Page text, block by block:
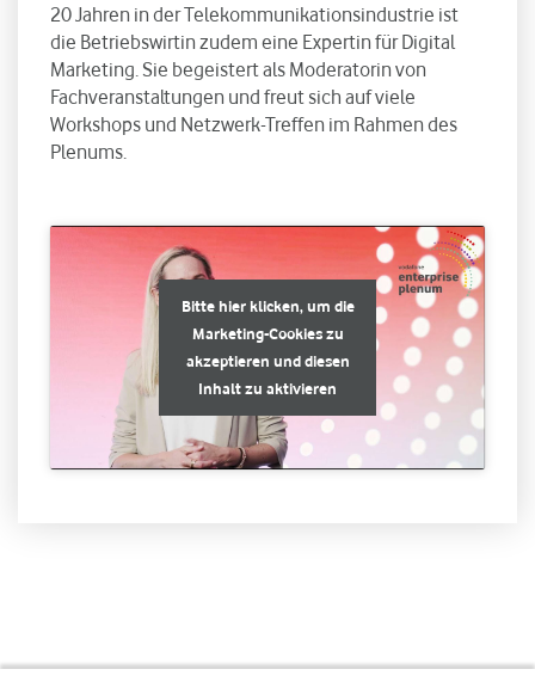
20 Jahren in der Telekommunikationsindustrie ist
die Betriebswirtin zudem eine Expertin für Digital
Marketing. Sie begeistert als Moderatorin von
Fachveranstaltungen und freut sich auf viele
Workshops und Netzwerk-Treffen im Rahmen des
Plenums.
Bitte hier klicken, um die
Marketing-Cookies zu
akzeptieren und diesen
Inhalt zu aktivieren